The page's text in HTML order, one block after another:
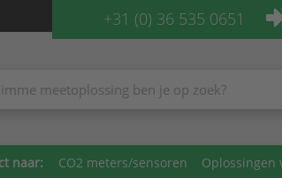
+31 (0) 36 535 0651
naar: CO2 meters/sensoren Oplossingen